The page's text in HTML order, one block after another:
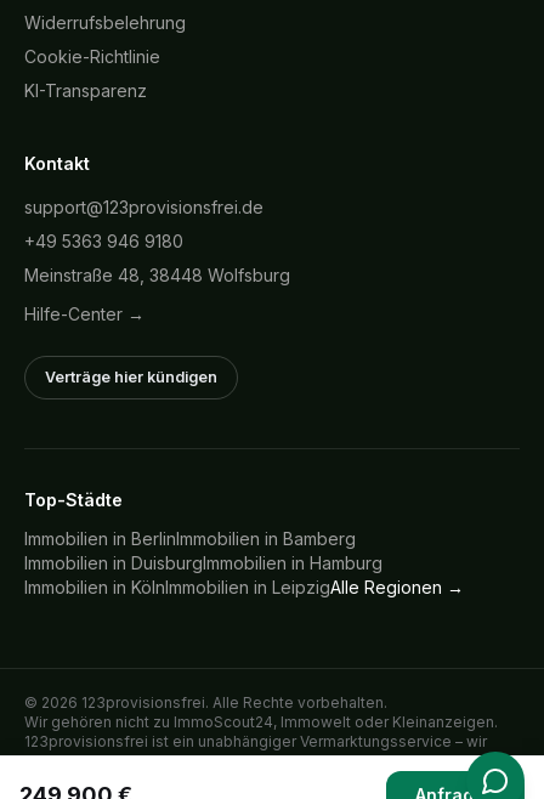
Anfragen
Widerrufsbelehrung
Cookie-Richtlinie
KI-Transparenz
Kontakt
support@123provisionsfrei.de
+49 5363 946 9180
Meinstraße 48, 38448 Wolfsburg
Hilfe-Center →
Verträge hier kündigen
Top-Städte
Immobilien in BerlinImmobilien in Bamberg
Immobilien in DuisburgImmobilien in Hamburg
Immobilien in KölnImmobilien in LeipzigAlle Regionen →
© 2026 123provisionsfrei. Alle Rechte vorbehalten.
Wir gehören nicht zu ImmoScout24, Immowelt oder Kleinanzeigen.
123provisionsfrei ist ein unabhängiger Vermarktungsservice – wir
inserieren Immobilien ausschließlich im direkten Auftrag der
verkaufenden oder vermietenden Eigentümer auf den genannten